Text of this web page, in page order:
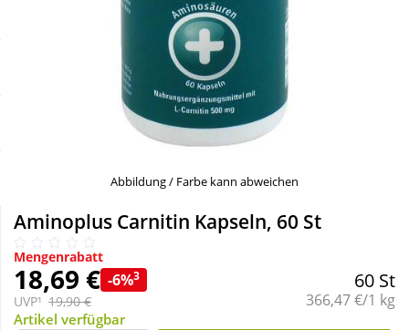
Täglich gut versorgt
Körperpflege & Kosmetik
Nahrungsergänzung
Natur & Homöopathie
Sanitätshaus
Abbildung / Farbe kann abweichen
Aminoplus Carnitin Kapseln, 60 St
Mengenrabatt
18,69 € -6%3
UVP¹ 19,90 €
60 St
Grundpreis:
366,47 €/1 kg
Artikel verfügbar